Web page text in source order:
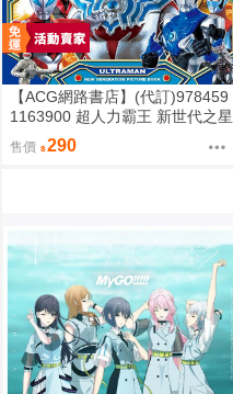
【ACG網路書店】(代訂)978459
1163900 超人力霸王 新世代之星
圖鑑
售價 290